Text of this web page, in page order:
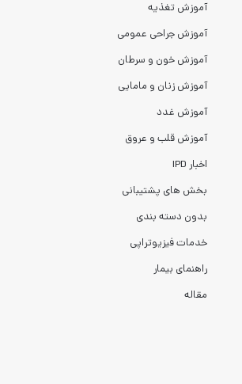
آموزش تغذیه
آموزش جراحی عمومی
آموزش خون و سرطان
آموزش زنان و مامایی
آموزش غدد
آموزش قلب و عروق
اخبار IPD
بخش های پشتیبانی
بدون دسته بندی
خدمات فیزیوتراپی
راهنمای بیمار
مقاله